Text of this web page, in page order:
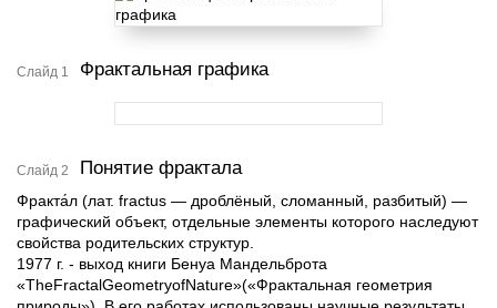
Слайд 1 Фрактальная графика
Слайд 2 Понятие фрактала
Фракта́л (лат. fractus — дроблёный, сломанный, разбитый) —
графический объект, отдельные элементы которого наследуют
свойства родительских структур.
1977 г. - выход книги Бенуа Мандельброта
«TheFractalGeometryofNature»(«Фрактальная геометрия